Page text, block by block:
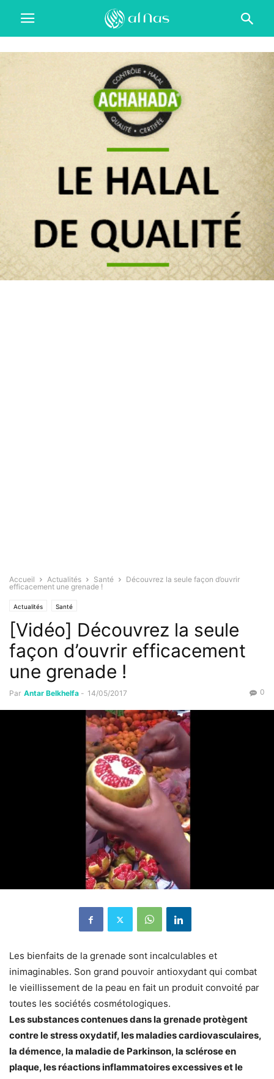
Accueil Actualités Santé
Découvrez la seule façon d’ouvrir
efficacement une grenade !
Actualités Santé
[Vidéo] Découvrez la seule
façon d’ouvrir efficacement
une grenade !
Par Antar Belkhelfa - 14/05/2017 0
Les bienfaits de la grenade sont incalculables et
inimaginables. Son grand pouvoir antioxydant qui combat
le vieillissement de la peau en fait un produit convoité par
toutes les sociétés cosmétologiques.
Les substances contenues dans la grenade protègent
contre le stress oxydatif, les maladies cardiovasculaires,
la démence, la maladie de Parkinson, la sclérose en
plaque, les réactions inflammatoires excessives et le